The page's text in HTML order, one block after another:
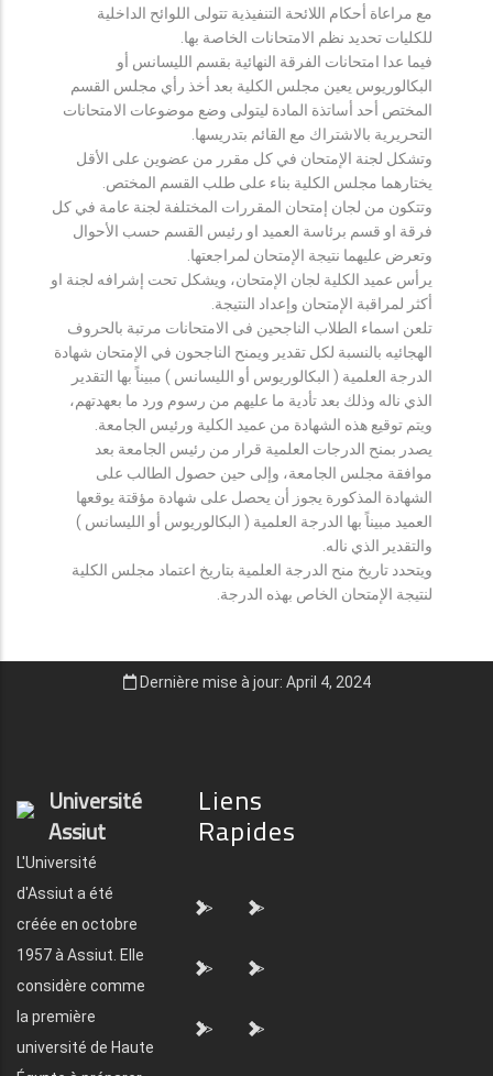
مع مراعاة أحكام اللائحة التنفيذية تتولى اللوائح الداخلية
للكليات تحديد نظم الامتحانات الخاصة بها.
فيما عدا امتحانات الفرقة النهائية بقسم الليسانس أو
البكالوريوس يعين مجلس الكلية بعد أخذ رأي مجلس القسم
المختص أحد أساتذة المادة ليتولى وضع موضوعات الامتحانات
التحريرية بالاشتراك مع القائم بتدريسها.
وتشكل لجنة الإمتحان في كل مقرر من عضوين على الأقل
يختارهما مجلس الكلية بناء على طلب القسم المختص.
وتتكون من لجان إمتحان المقررات المختلفة لجنة عامة في كل
فرقة او قسم برئاسة العميد او رئيس القسم حسب الأحوال
وتعرض عليهما نتيجة الإمتحان لمراجعتها.
يرأس عميد الكلية لجان الإمتحان، ويشكل تحت إشرافه لجنة او
أكثر لمراقبة الإمتحان وإعداد النتيجة.
تلعن اسماء الطلاب الناجحين فى الامتحانات مرتبة بالحروف
الهجائيه بالنسبة لكل تقدير ويمنح الناجحون في الإمتحان شهادة
الدرجة العلمية ( البكالوريوس أو الليسانس ) مبيناً بها التقدير
الذي ناله وذلك بعد تأدية ما عليهم من رسوم ورد ما بعهدتهم،
ويتم توقيع هذه الشهادة من عميد الكلية ورئيس الجامعة.
يصدر بمنح الدرجات العلمية قرار من رئيس الجامعة بعد
موافقة مجلس الجامعة، وإلى حين حصول الطالب على
الشهادة المذكورة يجوز أن يحصل على شهادة مؤقتة يوقعها
العميد مبيناً بها الدرجة العلمية ( البكالوريوس أو الليسانس )
والتقدير الذي ناله.
ويتحدد تاريخ منح الدرجة العلمية بتاريخ اعتماد مجلس الكلية
لنتيجة الإمتحان الخاص بهذه الدرجة.
Dernière mise à jour: April 4, 2024
Université
Assiut
L'Université
d'Assiut a été
créée en octobre
1957 à Assiut. Elle
considère comme
la première
université de Haute
Liens
Rapides
"> ">
"> ">
"> ">